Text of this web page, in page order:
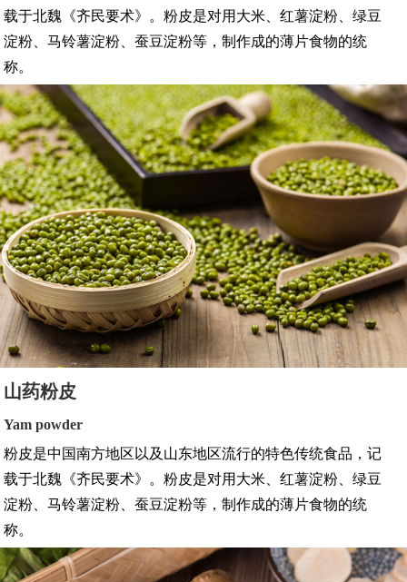
载于北魏《齐民要术》。粉皮是对用大米、红薯淀粉、绿豆
淀粉、马铃薯淀粉、蚕豆淀粉等，制作成的薄片食物的统
称。
山药粉皮
Yam powder
粉皮是中国南方地区以及山东地区流行的特色传统食品，记
载于北魏《齐民要术》。粉皮是对用大米、红薯淀粉、绿豆
淀粉、马铃薯淀粉、蚕豆淀粉等，制作成的薄片食物的统
称。